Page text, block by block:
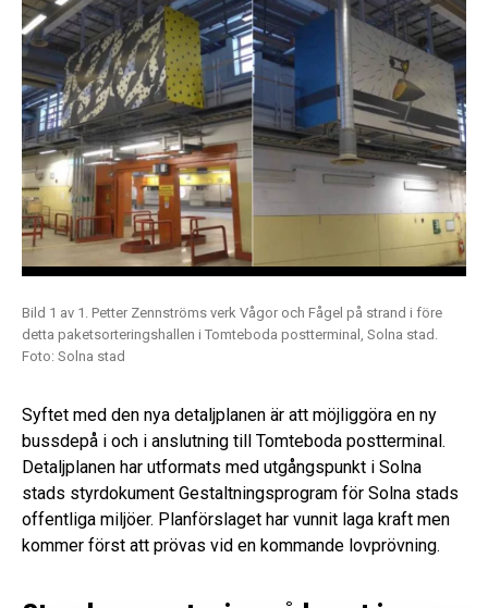
Bild 1 av 1. Petter Zennströms verk Vågor och Fågel på strand i före
detta paketsorteringshallen i Tomteboda postterminal, Solna stad.
Foto: Solna stad
Syftet med den nya detaljplanen är att möjliggöra en ny
bussdepå i och i anslutning till Tomteboda postterminal.
Detaljplanen har utformats med utgångspunkt i Solna
stads styrdokument Gestaltningsprogram för Solna stads
offentliga miljöer. Planförslaget har vunnit laga kraft men
kommer först att prövas vid en kommande lovprövning.